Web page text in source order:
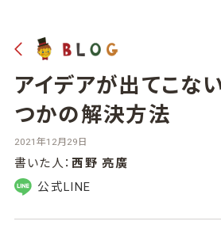
アイデアが出てこな
つかの解決方法
2021年12月29日
書いた人： 西野 亮廣
公式LINE